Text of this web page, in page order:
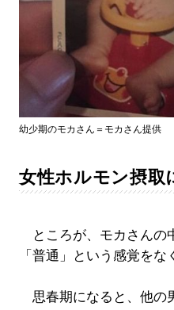
幼少期のモカさん＝モカさん提供
女性ホルモン摂取
ところが、モカさんの
「普通」という感覚をな
思春期になると、他の